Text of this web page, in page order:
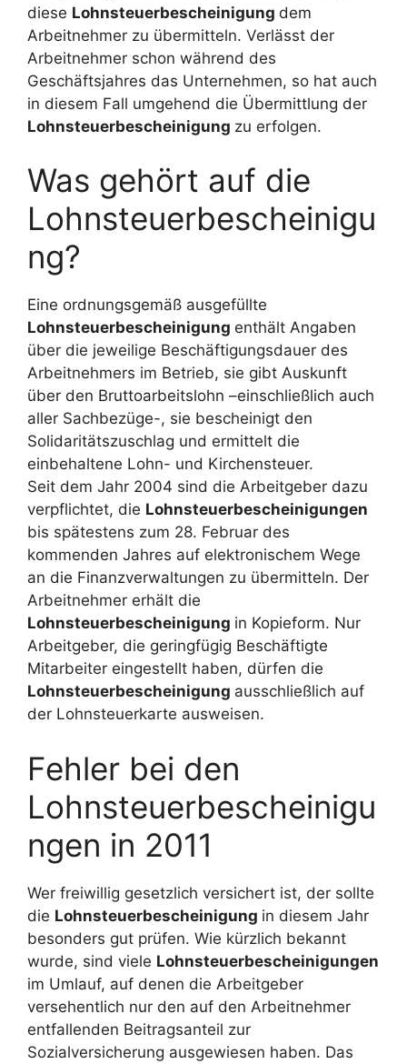
diese Lohnsteuerbescheinigung dem
Arbeitnehmer zu übermitteln. Verlässt der
Arbeitnehmer schon während des
Geschäftsjahres das Unternehmen, so hat auch
in diesem Fall umgehend die Übermittlung der
Lohnsteuerbescheinigung zu erfolgen.
Was gehört auf die
Lohnsteuerbescheinigu
ng?
Eine ordnungsgemäß ausgefüllte
Lohnsteuerbescheinigung enthält Angaben
über die jeweilige Beschäftigungsdauer des
Arbeitnehmers im Betrieb, sie gibt Auskunft
über den Bruttoarbeitslohn –einschließlich auch
aller Sachbezüge-, sie bescheinigt den
Solidaritätszuschlag und ermittelt die
einbehaltene Lohn- und Kirchensteuer.
Seit dem Jahr 2004 sind die Arbeitgeber dazu
verpflichtet, die Lohnsteuerbescheinigungen
bis spätestens zum 28. Februar des
kommenden Jahres auf elektronischem Wege
an die Finanzverwaltungen zu übermitteln. Der
Arbeitnehmer erhält die
Lohnsteuerbescheinigung in Kopieform. Nur
Arbeitgeber, die geringfügig Beschäftigte
Mitarbeiter eingestellt haben, dürfen die
Lohnsteuerbescheinigung ausschließlich auf
der Lohnsteuerkarte ausweisen.
Fehler bei den
Lohnsteuerbescheinigu
ngen in 2011
Wer freiwillig gesetzlich versichert ist, der sollte
die Lohnsteuerbescheinigung in diesem Jahr
besonders gut prüfen. Wie kürzlich bekannt
wurde, sind viele Lohnsteuerbescheinigungen
im Umlauf, auf denen die Arbeitgeber
versehentlich nur den auf den Arbeitnehmer
entfallenden Beitragsanteil zur
Sozialversicherung ausgewiesen haben. Das